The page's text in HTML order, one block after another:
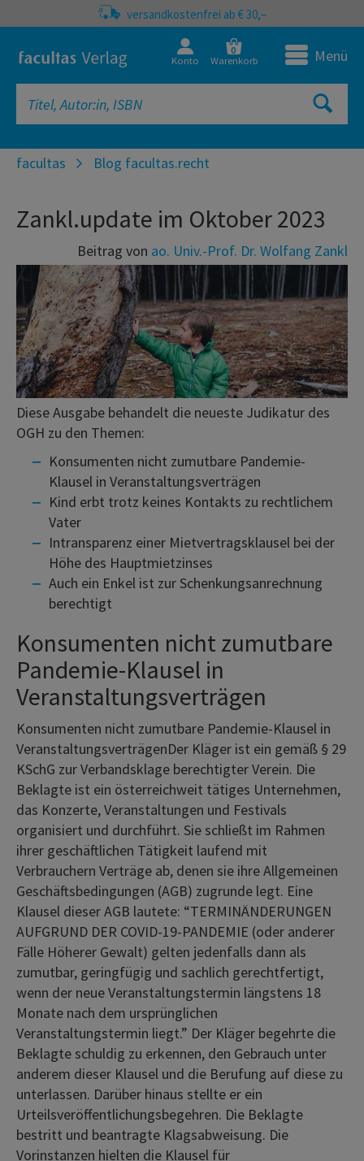
versandkostenfrei ab € 30,–
Konto
0
Warenkorb Menü
facultas Blog facultas.recht
Zankl.update im Oktober 2023
Beitrag von ao. Univ.-Prof. Dr. Wolfang Zankl
Diese Ausgabe behandelt die neueste Judikatur des
OGH zu den Themen:
Konsumenten nicht zumutbare Pandemie-
Klausel in Veranstaltungsverträgen
Kind erbt trotz keines Kontakts zu rechtlichem
Vater
Intransparenz einer Mietvertragsklausel bei der
Höhe des Hauptmietzinses
Auch ein Enkel ist zur Schenkungsanrechnung
berechtigt
Konsumenten nicht zumutbare
Pandemie-Klausel in
Veranstaltungsverträgen
Konsumenten nicht zumutbare Pandemie-Klausel in
VeranstaltungsverträgenDer Kläger ist ein gemäß § 29
KSchG zur Verbandsklage berechtigter Verein. Die
Beklagte ist ein österreichweit tätiges Unternehmen,
das Konzerte, Veranstaltungen und Festivals
organisiert und durchführt. Sie schließt im Rahmen
ihrer geschäftlichen Tätigkeit laufend mit
Verbrauchern Verträge ab, denen sie ihre Allgemeinen
Geschäftsbedingungen (AGB) zugrunde legt. Eine
Klausel dieser AGB lautete: “TERMINÄNDERUNGEN
AUFGRUND DER COVID-19-PANDEMIE (oder anderer
Fälle Höherer Gewalt) gelten jedenfalls dann als
zumutbar, geringfügig und sachlich gerechtfertigt,
wenn der neue Veranstaltungstermin längstens 18
Monate nach dem ursprünglichen
Veranstaltungstermin liegt.” Der Kläger begehrte die
Beklagte schuldig zu erkennen, den Gebrauch unter
anderem dieser Klausel und die Berufung auf diese zu
unterlassen. Darüber hinaus stellte er ein
Urteilsveröffentlichungsbegehren. Die Beklagte
bestritt und beantragte Klagsabweisung. Die
Vorinstanzen hielten die Klausel für